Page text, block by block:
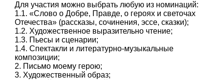
Для участия можно выбрать любую из номинаций:
1.1. «Слово о Добре, Правде, о героях и светочах
Отечества» (рассказы, сочинения, эссе, сказки);
1.2. Художественное выразительно чтение;
1.3. Пьесы и сценарии;
1.4. Спектакли и литературно-музыкальные
композиции;
2. Письмо моему герою;
3. Художественный образ;